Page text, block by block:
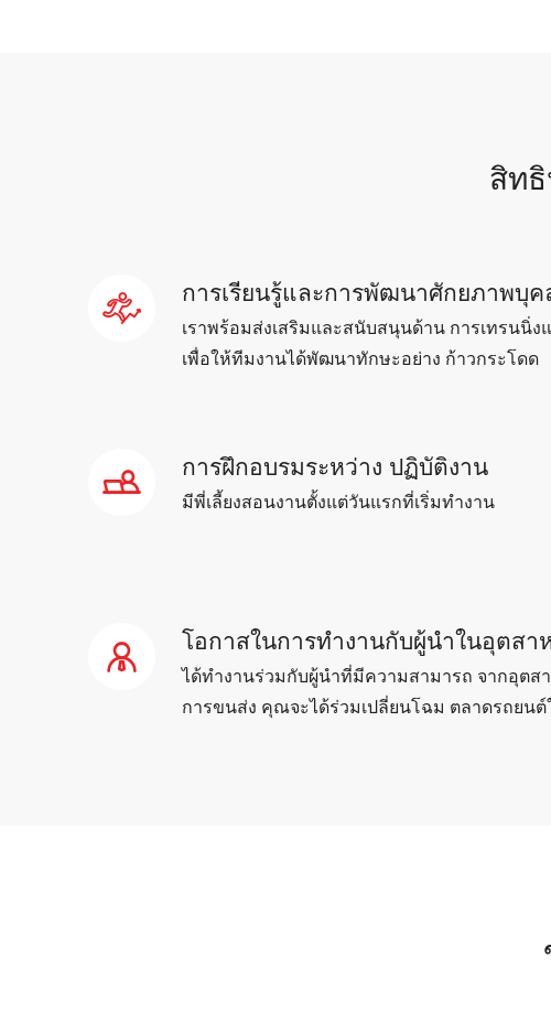
สิท
การเรียนรู้และการพัฒนาศักยภาพบุค
เราพร้อมส่งเสริมและสนับสนุนด้าน การเทรนนิ่ง
เพื่อให้ทีมงานได้พัฒนาทักษะอย่าง ก้าวกระโดด
การฝึกอบรมระหว่าง ปฏิบัติงาน
มีพี่เลี้ยงสอนงานตั้งแต่วันแรกที่เริ่มทำงาน
โอกาสในการทำงานกับผู้นำในอุตสา
ได้ทำงานร่วมกับผู้นำที่มีความสามารถ จากอุตส
การขนส่ง คุณจะได้ร่วมเปลี่ยนโฉม ตลาดรถยน